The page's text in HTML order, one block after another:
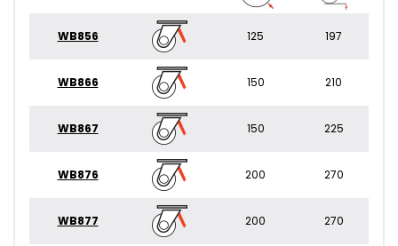
WB856 125 197
WB866 150 210
WB867 150 225
WB876 200 270
WB877 200 270